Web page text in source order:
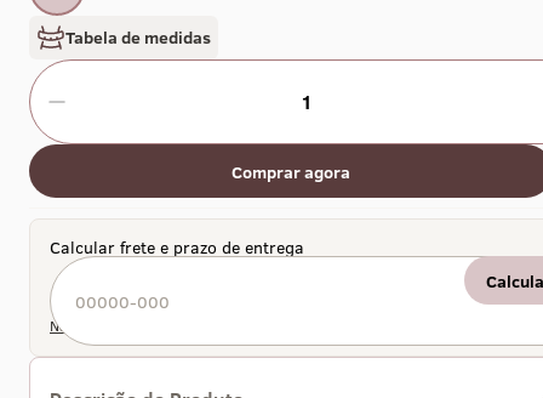
Tabela de medidas
1
Comprar agora
Calcular frete e prazo de entrega
Não sei meu CEP